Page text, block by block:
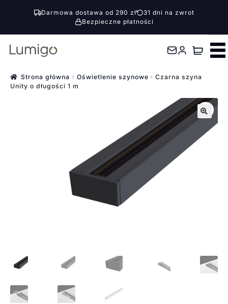
Darmowa dostawa od 290 zł
31 dni na zwrot
Bezpieczne płatności
Przejdź
nawigacji
Przejdź
treści Strona główna Oświetlenie szynowe
Czarna szyna
Unity o długości 1 m